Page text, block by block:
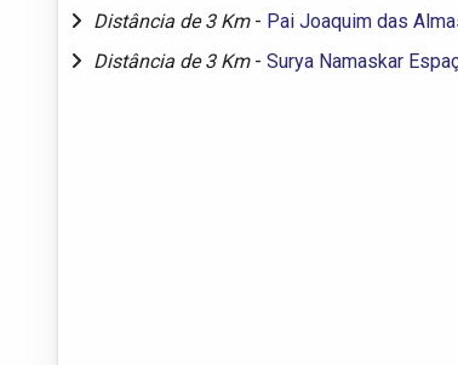
Distância de 3 Km - Pai Joaquim das
Distância de 3 Km - Surya Namaskar